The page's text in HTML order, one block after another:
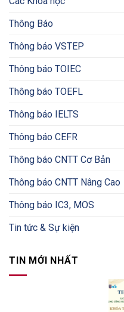
Thông Báo
Thông báo VSTEP
Thông báo TOIEC
Thông báo TOEFL
Thông báo IELTS
Thông báo CEFR
Thông báo CNTT Cơ Bản
Thông báo CNTT Nâng Cao
Thông báo IC3, MOS
Tin tức & Sự kiện
TIN MỚI NHẤT